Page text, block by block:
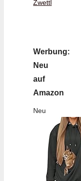
Zwettl
Werbung:
Neu
auf
Amazon
Neu